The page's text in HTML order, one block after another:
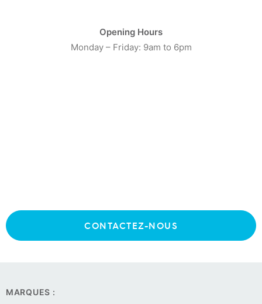
Opening Hours
Monday – Friday: 9am to 6pm
CONTACTEZ-NOUS
CATÉGORIE DE PRODUIT
Séchoirs moyenne capacité 16
MARQUES :